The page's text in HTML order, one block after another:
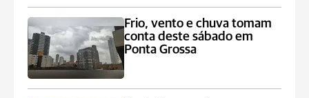
Frio, vento e chuva tomam
conta deste sábado em
Ponta Grossa